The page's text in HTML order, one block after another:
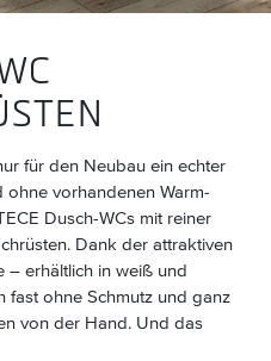
für den Neubau ein echter
ohne vorhandenen Warm­
Dusch-WCs mit reiner
Dank der attraktiven
– erhältlich in weiß und
fast ohne Schmutz und ganz
von der Hand. Und das